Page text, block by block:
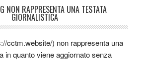
NON RAPPRESENTA UNA TESTATA
GIORNALISTICA
cctm.website/) non rappresenta una
in quanto viene aggiornato senza